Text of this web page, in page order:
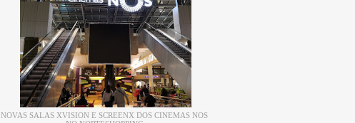
NOVAS SALAS XVISION E SCREENX DOS CINEMAS NOS